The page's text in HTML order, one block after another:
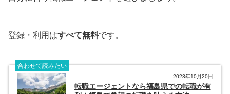
登録・利用はすべて無料です。
合わせて読みたい
2023年10月20日
転職エージェントなら福島県での転職が有